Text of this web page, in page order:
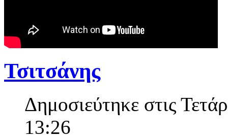
Τσιτσάνης
Δημοσιεύτηκε στις
13:26